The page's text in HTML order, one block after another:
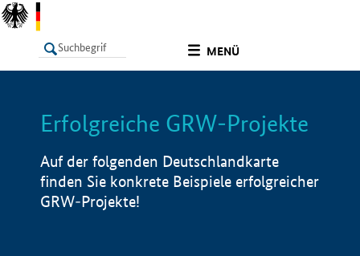
MENÜ
LISTE Info
Erfolgreiche GRW-Projekte
Auf der folgenden Deutschlandkarte
finden Sie konkrete Beispiele erfolgreicher
GRW-Projekte!